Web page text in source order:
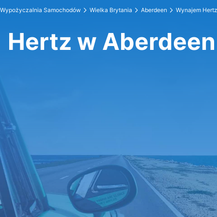
Wypożyczalnia Samochodów Wielka Brytania Aberdeen Wynajem Hertz
Hertz w Aberdeen